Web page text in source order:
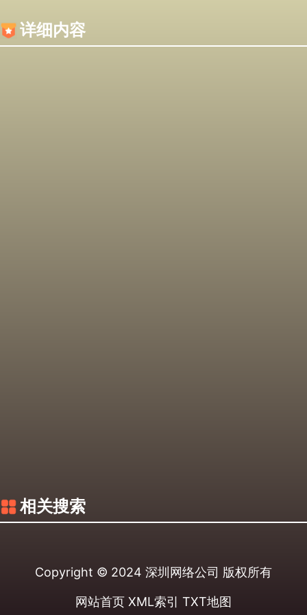
详细内容
相关搜索
Copyright © 2024 深圳网络公司 版权所有
网站首页 XML索引 TXT地图